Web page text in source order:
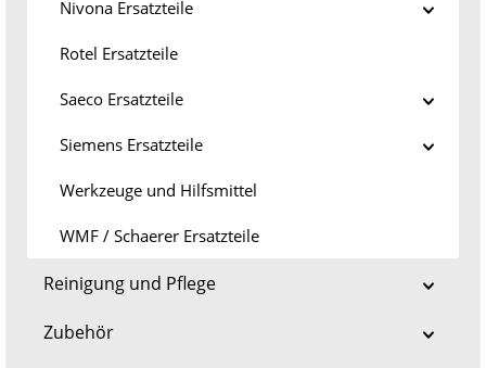
Nivona Ersatzteile
Rotel Ersatzteile
Saeco Ersatzteile
Siemens Ersatzteile
Werkzeuge und Hilfsmittel
WMF / Schaerer Ersatzteile
Reinigung und Pflege
Zubehör